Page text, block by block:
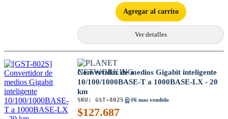
Agregar al carrito
Ver detalles
Convertidor de medios Gigabit inteligente
10/100/1000BASE-T a 1000BASE-LX - 20
km
SKU: GST-802S #6 mas vendido
$127.687